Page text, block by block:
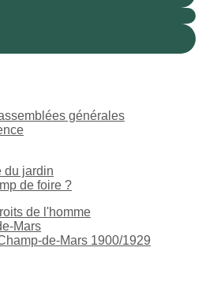
générales
du jardin
de foire ?
de l'homme
Mars
de-Mars 1900/1929